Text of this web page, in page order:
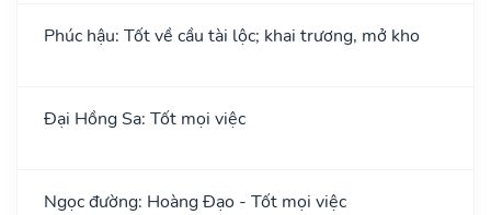
Phúc hậu: Tốt về cầu tài lộc; khai trương, mở kho
Đại Hồng Sa: Tốt mọi việc
Ngọc đường: Hoàng Đạo - Tốt mọi việc